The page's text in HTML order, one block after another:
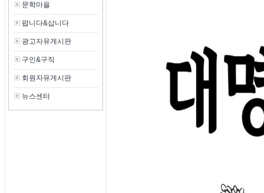
문학마을
팝니다&삽니다
광고자유게시판
구인&구직
회원자유게시판
뉴스센터